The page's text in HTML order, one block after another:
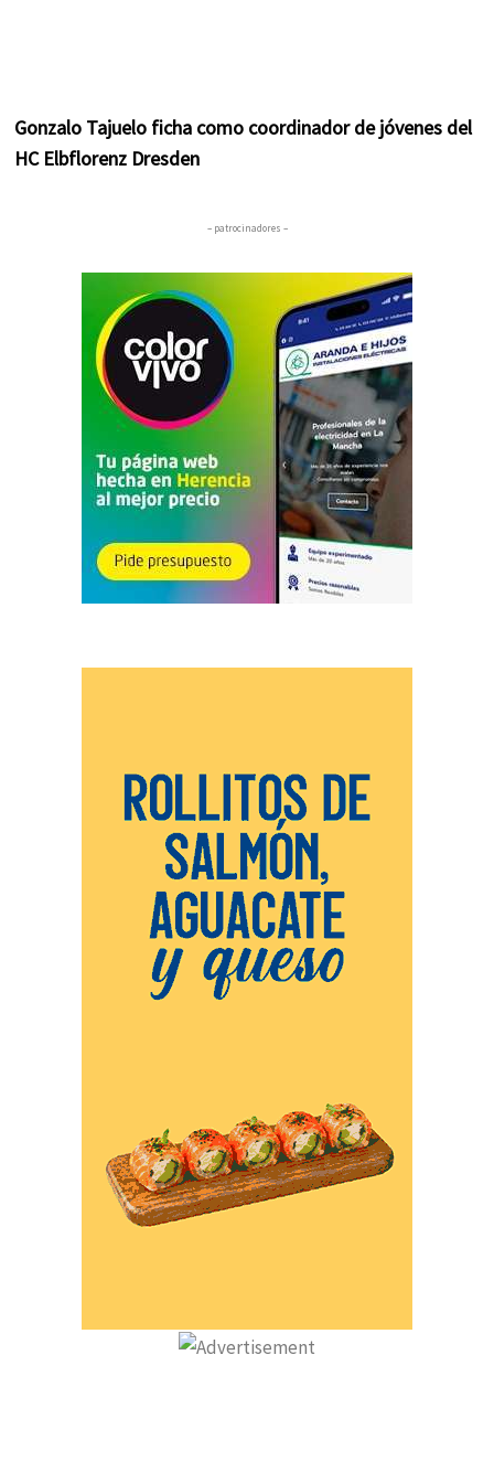
Gonzalo Tajuelo ficha como coordinador de jóvenes del
HC Elbflorenz Dresden
– patrocinadores –